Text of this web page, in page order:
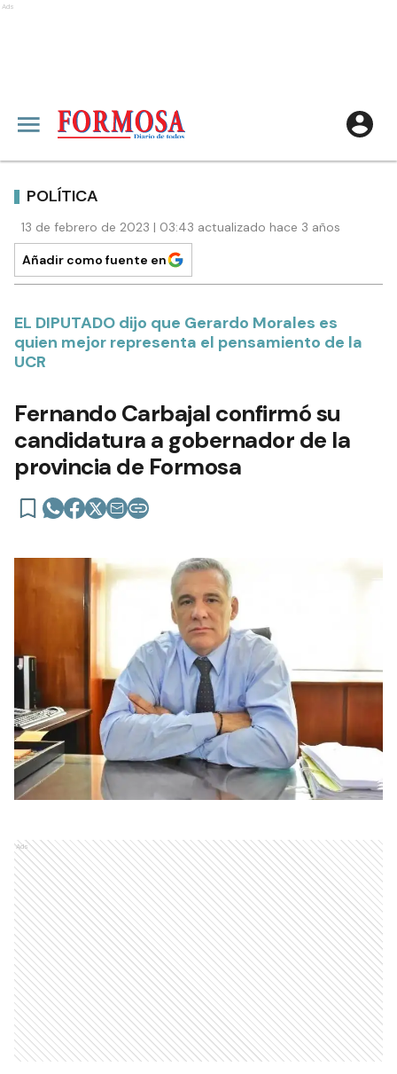
Ads
POLÍTICA
13 de febrero de 2023 | 03:43 actualizado hace 3 años
Añadir como fuente en
EL DIPUTADO dijo que Gerardo Morales es
quien mejor representa el pensamiento de la
UCR
Fernando Carbajal confirmó su
candidatura a gobernador de la
provincia de Formosa
Ads